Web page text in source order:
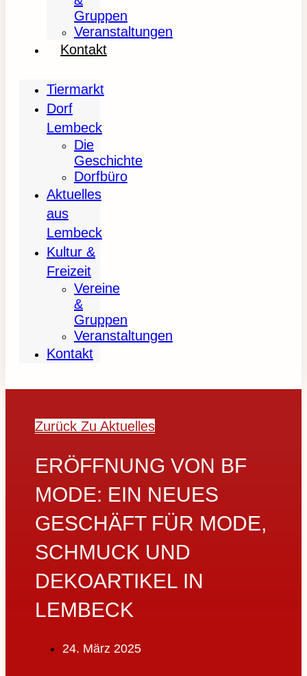
Gruppen
Veranstaltungen
Kontakt
Tiermarkt
Dorf
Lembeck
Die
Geschichte
Dorfbüro
Aktuelles
aus
Lembeck
Kultur &
Freizeit
Vereine
&
Gruppen
Veranstaltungen
Kontakt
Zurück Zu Aktuelles
ERÖFFNUNG VON BF
MODE: EIN NEUES
GESCHÄFT FÜR MODE,
SCHMUCK UND
DEKOARTIKEL IN
LEMBECK
24. März 2025